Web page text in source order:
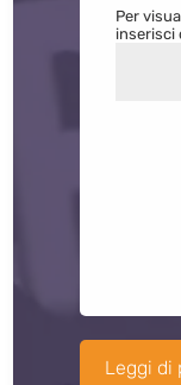
Per
inserisci
Leggi di